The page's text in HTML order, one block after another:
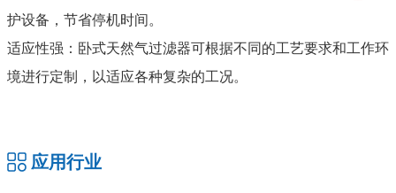
护设备，节省停机时间。
适应性强：卧式天然气过滤器可根据不同的工艺要求和工作环
境进行定制，以适应各种复杂的工况。
应用行业